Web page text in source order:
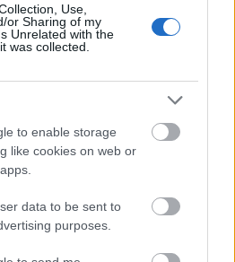
Use,
or Sharing of my
Unrelated with the
was collected.
to enable storage
like cookies on web or
data to be sent to
purposes.
vs Comunio: Rayo, más
caen
mejor que en la clasificación real
de LaLiga, a diferencia del Atlético,
Betis u Osasuna. Comparamos las
posiciones de los clubes de
la realidad!